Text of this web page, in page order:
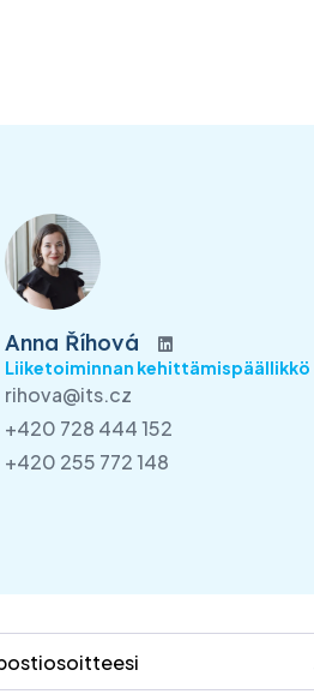
Anna Říhová
Liiketoiminnan kehittämispäällikkö
rihova@its.cz
+420 728 444 152
+420 255 772 148